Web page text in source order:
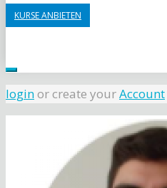
KURSE ANBIETEN
loginor create yourAccount